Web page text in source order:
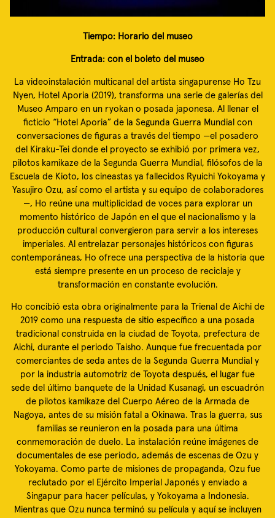
Tiempo: Horario del museo
Entrada: con el boleto del museo
La videoinstalación multicanal del artista singapurense Ho Tzu
Nyen, Hotel Aporia (2019), transforma una serie de galerías del
Museo Amparo en un ryokan o posada japonesa. Al llenar el
ficticio “Hotel Aporia” de la Segunda Guerra Mundial con
conversaciones de figuras a través del tiempo —el posadero
del Kiraku-Tei donde el proyecto se exhibió por primera vez,
pilotos kamikaze de la Segunda Guerra Mundial, filósofos de la
Escuela de Kioto, los cineastas ya fallecidos Ryuichi Yokoyama y
Yasujiro Ozu, así como el artista y su equipo de colaboradores
—, Ho reúne una multiplicidad de voces para explorar un
momento histórico de Japón en el que el nacionalismo y la
producción cultural convergieron para servir a los intereses
imperiales. Al entrelazar personajes históricos con figuras
contemporáneas, Ho ofrece una perspectiva de la historia que
está siempre presente en un proceso de reciclaje y
transformación en constante evolución.
Ho concibió esta obra originalmente para la Trienal de Aichi de
2019 como una respuesta de sitio específico a una posada
tradicional construida en la ciudad de Toyota, prefectura de
Aichi, durante el periodo Taisho. Aunque fue frecuentada por
comerciantes de seda antes de la Segunda Guerra Mundial y
por la industria automotriz de Toyota después, el lugar fue
sede del último banquete de la Unidad Kusanagi, un escuadrón
de pilotos kamikaze del Cuerpo Aéreo de la Armada de
Nagoya, antes de su misión fatal a Okinawa. Tras la guerra, sus
familias se reunieron en la posada para una última
conmemoración de duelo. La instalación reúne imágenes de
documentales de ese periodo, además de escenas de Ozu y
Yokoyama. Como parte de misiones de propaganda, Ozu fue
reclutado por el Ejército Imperial Japonés y enviado a
Singapur para hacer películas, y Yokoyama a Indonesia.
Mientras que Ozu nunca terminó su película y aquí se incluyen